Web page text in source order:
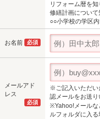
リフォーム暦を
修繕計画について
○○小学校の学区
お名前 必須
メールアド
レス
必須
※ご記入いただい
認メールをお送り
※Yahoo!メールな
ルフォルダに入る